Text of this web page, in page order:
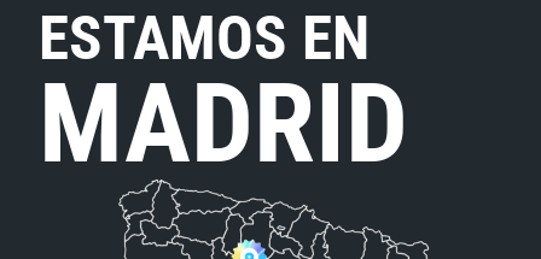
ESTAMOS EN
MADRID